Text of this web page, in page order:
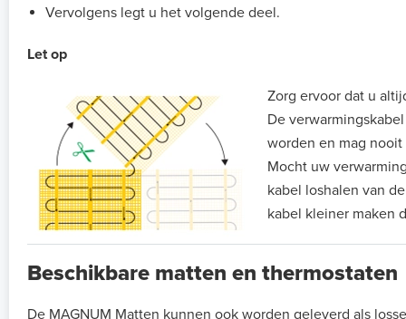
Vervolgens legt u het volgende deel.
Let op
Zorg ervoor dat u
De
worden en mag
Mocht uw
kabel loshalen van
kabel kleiner maken
Beschikbare matten en thermostaten
De MAGNUM Matten kunnen ook worden geleverd als